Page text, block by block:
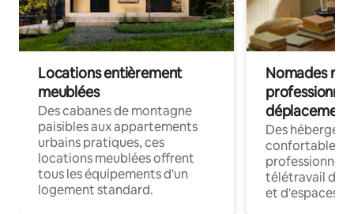
Locations entièrement
meublées
Des cabanes de montagne
paisibles aux appartements
urbains pratiques, ces
locations meublées offrent
tous les équipements d'un
logement standard.
Nomades
déplacement
Des
confortables
professionnels
télétravail
et d'espaces